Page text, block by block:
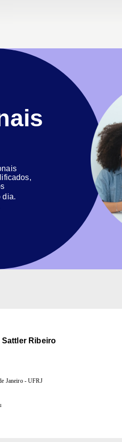
dia.
Sattler Ribeiro
Janeiro - UFRJ